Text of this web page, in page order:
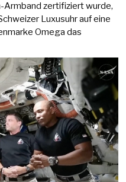
Armband zertifiziert wurde,
Luxusuhr auf eine
Omega das